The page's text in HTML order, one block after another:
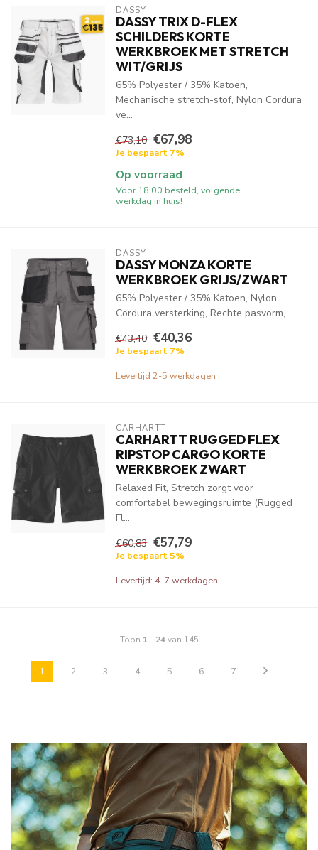
DASSY
DASSY TRIX D-FLEX
SCHILDERS KORTE
WERKBROEK MET STRETCH
WIT/GRIJS
65% Polyester / 35% Katoen,
Mechanische stretch-stof, Nylon Cordura
ve...
€73,10 €67,98
Je bespaart 7%
Op voorraad
Voor 18:00 besteld, volgende
werkdag in huis!
DASSY
DASSY MONZA KORTE
WERKBROEK GRIJS/ZWART
65% Polyester / 35% Katoen, Nylon
Cordura versterking, Rechte pasvorm,...
€43,40 €40,36
Je bespaart 7%
Levertijd 2-5 werkdagen
CARHARTT
CARHARTT RUGGED FLEX
RIPSTOP CARGO KORTE
WERKBROEK ZWART
Relaxed Fit, Stretch zorgt voor
comfortabel bewegingsruimte (Rugged
Fl...
€60,83 €57,79
Je bespaart 5%
Levertijd: 4-7 werkdagen
Toon 1 - 24van 145
1 2 3 4 5 6 7